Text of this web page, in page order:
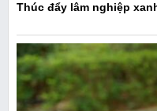
Thúc đẩy lâm nghiệp